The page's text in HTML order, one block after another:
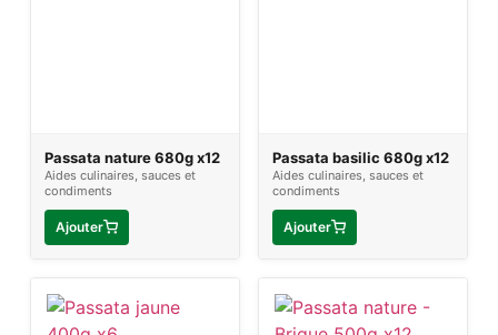
Passata nature 680g x12
Aides culinaires, sauces et
condiments
Ajouter
Passata basilic 680g x12
Aides culinaires, sauces et
condiments
Ajouter